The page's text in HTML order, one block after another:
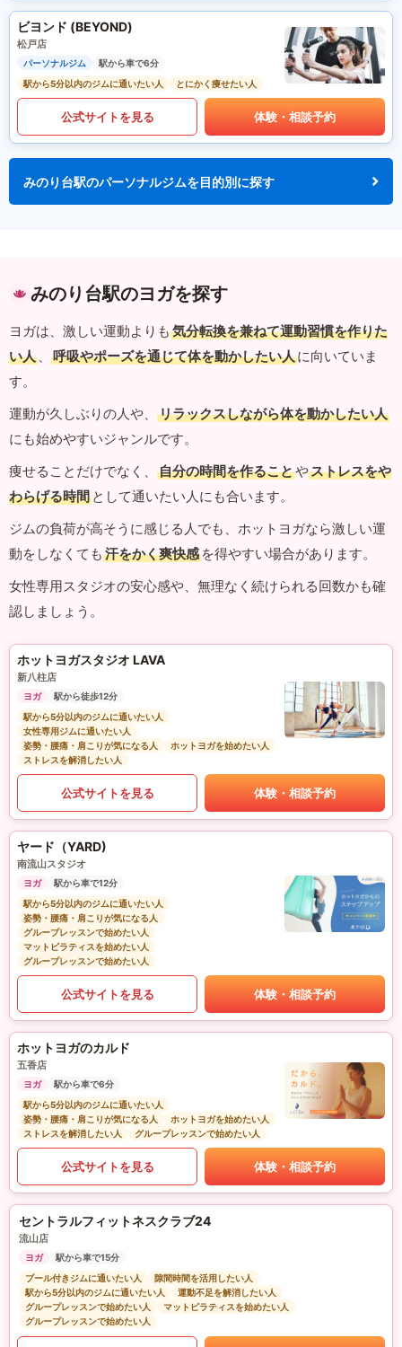
ビヨンド (BEYOND)
松戸店
パーソナルジム
駅から車で6分
駅から5分以内のジムに通いたい人
とにかく痩せたい人
公式サイトを見る 体験・相談予約
みのり台駅のパーソナルジムを目的別に探す
みのり台駅のヨガを探す
ヨガは、激しい運動よりも 気分転換を兼ねて運動習慣を作りた
い人 、 呼吸やポーズを通じて体を動かしたい人に向いていま
す。
運動が久しぶりの人や、
リラックスしながら体を動かしたい人
にも始めやすいジャンルです。
痩せることだけでなく、
自分の時間を作ることやストレスをや
わらげる時間 として通いたい人にも合います。
ジムの負荷が高そうに感じる人でも、ホットヨガなら激しい運
動をしなくても 汗をかく爽快感 を得やすい場合があります。
女性専用スタジオの安心感や、無理なく続けられる回数かも確
認しましょう。
ホットヨガスタジオ LAVA
新八柱店
ヨガ
駅から徒歩12分
駅から5分以内のジムに通いたい人
女性専用ジムに通いたい人
姿勢・腰痛・肩こりが気になる人
ホットヨガを始めたい人
ストレスを解消したい人
公式サイトを見る 体験・相談予約
ヤード（YARD)
南流山スタジオ
ヨガ
駅から車で12分
駅から5分以内のジムに通いたい人
姿勢・腰痛・肩こりが気になる人
グループレッスンで始めたい人
マットピラティスを始めたい人
グループレッスンで始めたい人
公式サイトを見る 体験・相談予約
ホットヨガのカルド
五香店
ヨガ
駅から車で6分
駅から5分以内のジムに通いたい人
姿勢・腰痛・肩こりが気になる人
ホットヨガを始めたい人
ストレスを解消したい人
グループレッスンで始めたい人
公式サイトを見る 体験・相談予約
セントラルフィットネスクラブ24
流山店
ヨガ
駅から車で15分
プール付きジムに通いたい人
隙間時間を活用したい人
駅から5分以内のジムに通いたい人
運動不足を解消したい人
グループレッスンで始めたい人
マットピラティスを始めたい人
グループレッスンで始めたい人